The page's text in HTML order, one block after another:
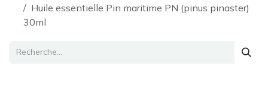
Huile essentielle Pin maritime PN (pinus pinaster)
30ml